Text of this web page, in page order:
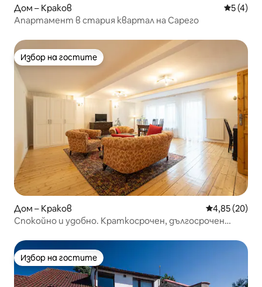
Дом – Краков Средна
5 (4)
Апартамент в стария квартал на Сарего
Избор на гостите
Избор на гостите
Дом – Краков Средна
4,85 (20)
Спокойно и удобно. Краткосрочен, дългосрочен
Избор на гостите
Избор на гостите